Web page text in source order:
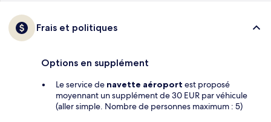
Frais et politiques
Options en supplément
Le service de navette aéroport est proposé
moyennant un supplément de 30 EUR par véhicule
(aller simple. Nombre de personnes maximum : 5)